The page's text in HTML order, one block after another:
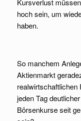
Kursverlust
hoch sein, um
haben.
So manchem
Aktienmarkt
realwirtschaftlichen
jeden Tag
Börsenkurse seit